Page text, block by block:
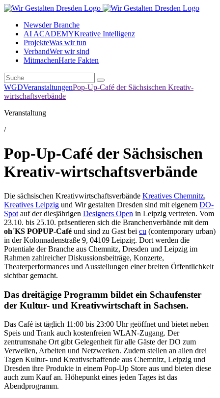
Newsder Branche
AI ACADEMYKreative Intelligenz
ProjekteWas wir tun
VerbandWer wir sind
MitmachenHarte Fakten
WGDVeranstaltungenPop-Up-Café der Sächsischen Kreativ-
wirtschaftsverbände
Veranstaltung
/
Pop-Up-Café der Sächsischen
Kreativ-wirtschaftsverbände
Die sächsischen Kreativwirtschaftsverbände Kreatives Chemnitz,
Kreatives Leipzig und Wir gestalten Dresden sind mit eigenem DO-
Spot auf der diesjährigen Designers Open in Leipzig vertreten. Vom
23.10. bis 25.10. präsentieren sich die Branchenverbände mit dem
oh´KS POPUP-Café und sind zu Gast bei cu (contemporary urban)
in der Kolonnadenstraße 9, 04109 Leipzig. Dort werden die
Potentiale der Branche aus Chemnitz, Dresden und Leipzig im
Rahmen zahlreicher Diskussionsbeiträge, Konzerte,
Theaterperformances und Ausstellungen einer breiten Öffentlichkeit
sichtbar gemacht.
Das dreitägige Programm bildet ein Schaufenster
der Kultur- und Kreativwirtschaft in Sachsen.
Das Café ist täglich 11:00 bis 23:00 Uhr geöffnet und bietet neben
Speis und Trank auch kostenfreien WLAN-Zugang. Der
zentrumsnahe Ort gibt Gelegenheit für alle Gäste der DO zum
Verweilen, Arbeiten und Netzwerken. Zudem stellen an allen drei
Tagen Kultur- und Kreativschaffende aus Chemnitz, Leipzig und
Dresden ihre Produkte in einem Pop-Up Store aus und bieten diese
auch zum Kauf an. Höhepunkt eines jeden Tages ist das
Abendprogramm.